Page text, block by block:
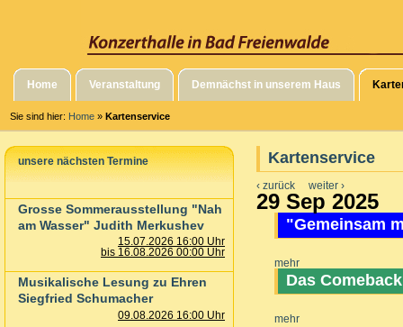
Home Veranstaltung Demnächst in unserem Haus
Sie sind hier: Home» Kartenservice
unsere nächsten Termine
Grosse Sommerausstellung "Nah
am Wasser" Judith Merkushev
15.07.2026 16:00 Uhr
bis 16.08.2026 00:00 Uhr
Musikalische Lesung zu Ehren
Siegfried Schumacher
09.08.2026 16:00 Uhr
Kartenservice
‹ zurück weiter ›
29 Sep 2025
"Gemeinsam
mehr
Das Comeback
mehr